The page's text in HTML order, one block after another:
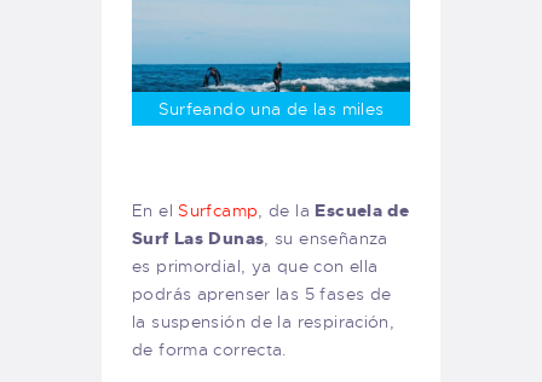
Surfeando una de las miles
En elSurfcamp, de la Escuela de
Surf Las Dunas, su enseñanza
es primordial, ya que con ella
podrás aprenser las 5 fases de
la suspensión de la respiración,
de forma correcta.